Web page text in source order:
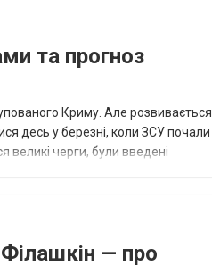
та прогноз
Криму. Але розвивається
десь у березні, коли ЗСУ почали
черги, були введені
— про